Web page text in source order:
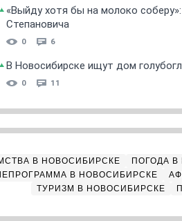
«Выйду хотя бы на молоко
Степановича
0 6
В Новосибирске ищут дом
0 11
В НОВОСИБИРСКЕ ПОГОДА
В НОВОСИБИРСКЕ
ТУРИЗМ В НОВОСИБИРСКЕ